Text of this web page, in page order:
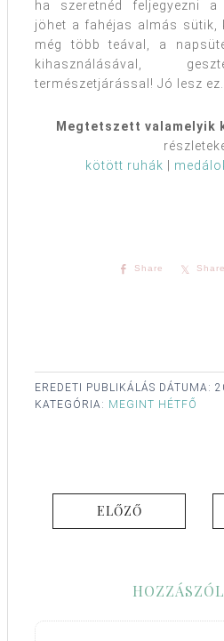
ha szeretnéd feljegyezni a
jöhet a fahéjas almás sütik,
még több teával, a
kihasználásával,
természetjárással! Jó lesz
Megtetszett valamelyik
kötött ruhák
Share Share
EREDETI PUBLIKÁLÁS DÁTUMA:
KATEGÓRIA: MEGINT HÉTFŐ
ELŐZŐ